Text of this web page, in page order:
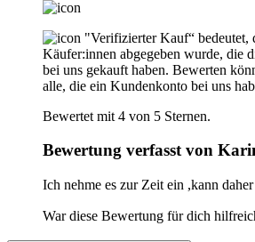
"Verifizierter Kauf“ bedeutet,
Käufer:innen abgegeben wurde, die
bei uns gekauft haben. Bewerten
alle, die ein Kundenkonto bei uns
Bewertet mit 4 von 5 Sternen.
Bewertung verfasst von
Ich nehme es zur Zeit ein ,kann
War diese Bewertung für dich